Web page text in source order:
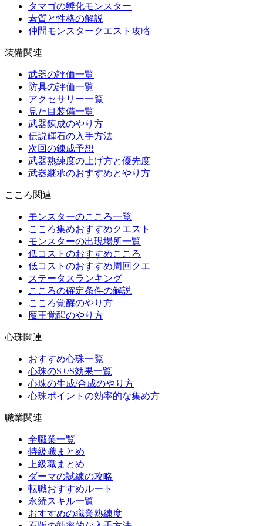
タマゴの孵化モンスター
素質と性格の解説
仲間モンスタークエスト攻略
装備関連
武器の評価一覧
防具の評価一覧
アクセサリー一覧
見た目装備一覧
武器錬成のやり方
伝説輝石の入手方法
次回の錬成予想
武器熟練度の上げ方と優先度
武器継承のおすすめとやり方
こころ関連
モンスターのこころ一覧
こころ集めおすすめクエスト
モンスターの出現場所一覧
低コストのおすすめこころ
低コストのおすすめ周回クエ
ステータスランキング
こころの確定条件の解説
こころ覚醒のやり方
魔王覚醒のやり方
心珠関連
おすすめ心珠一覧
心珠のS+/S効果一覧
心珠の生成/合成のやり方
心珠ポイントの効率的な集め方
職業関連
全職業一覧
特級職まとめ
上級職まとめ
ダーマの試練の攻略
転職おすすめルート
永続スキル一覧
おすすめの職業熟練度